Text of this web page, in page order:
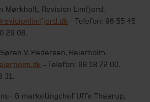
Mørkholt, Revision Limfjord.
– Telefon: 96 55 45
29 08.
V. Pedersen, Beierholm.
– Telefon: 98 18 72 00.
31.
& marketingchef Uffe Thaarup,